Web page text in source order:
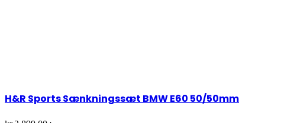
H&R Sports Sænkningssæt BMW E60 50/50mm